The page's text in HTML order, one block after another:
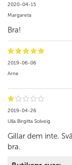
2020-04-15
Margareta
Bra!
2019-06-06
Arne
2019-04-26
Ulla Birgitta Solveig
Gillar dem inte.
bra.